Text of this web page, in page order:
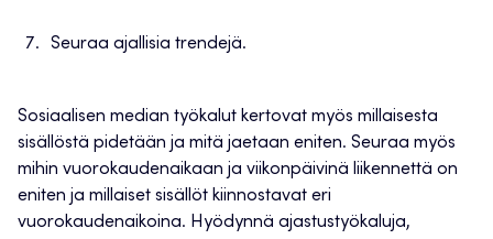
Seuraa ajallisia trendejä.
Sosiaalisen median työkalut kertovat myös millaisesta
sisällöstä pidetään ja mitä jaetaan eniten. Seuraa myös
mihin vuorokaudenaikaan ja viikonpäivinä liikennettä on
eniten ja millaiset sisällöt kiinnostavat eri
vuorokaudenaikoina. Hyödynnä ajastustyökaluja,